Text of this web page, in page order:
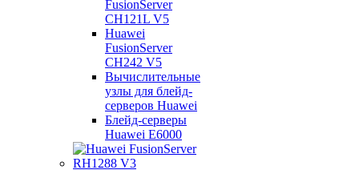
FusionServer
CH121L V5
Huawei
FusionServer
CH242 V5
Вычислительные
узлы для блейд-
серверов Huawei
Блейд-серверы
Huawei E6000